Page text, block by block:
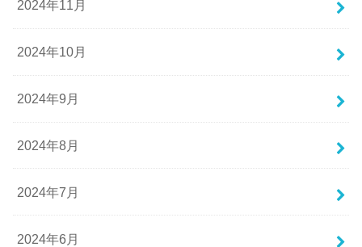
2024年11月
2024年10月
2024年9月
2024年8月
2024年7月
2024年6月